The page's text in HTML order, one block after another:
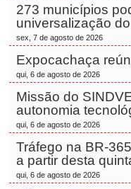
273 municípios
universalização
sex, 7 de agosto de 2026
Expocachaça
qui, 6 de agosto de 2026
Missão do
autonomia
qui, 6 de agosto de 2026
Tráfego na BR-
a partir desta
qui, 6 de agosto de 2026